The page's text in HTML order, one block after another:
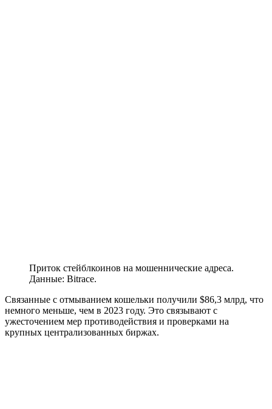
Приток стейблкоинов на мошеннические адреса.
Данные: Bitrace.
Связанные с отмыванием кошельки получили $86,3 млрд, что
немного меньше, чем в 2023 году. Это связывают с
ужесточением мер противодействия и проверками на
крупных централизованных биржах.